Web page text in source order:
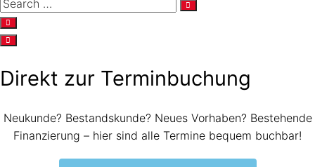
Direkt zur Terminbuchung
Neukunde? Bestandskunde? Neues Vorhaben? Bestehende
Finanzierung – hier sind alle Termine bequem buchbar!